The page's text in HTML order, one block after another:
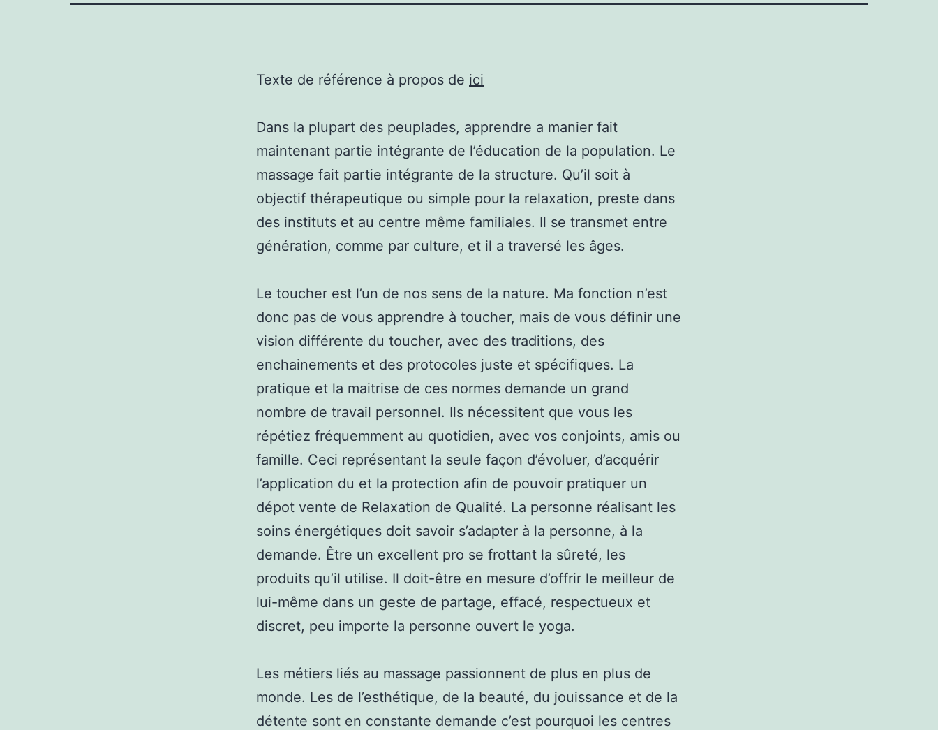
Texte de référence à propos de ici
Dans la plupart des peuplades, apprendre a manier fait
maintenant partie intégrante de l’éducation de la population. Le
massage fait partie intégrante de la structure. Qu’il soit à
objectif thérapeutique ou simple pour la relaxation, preste dans
des instituts et au centre même familiales. Il se transmet entre
génération, comme par culture, et il a traversé les âges.
Le toucher est l’un de nos sens de la nature. Ma fonction n’est
donc pas de vous apprendre à toucher, mais de vous définir une
vision différente du toucher, avec des traditions, des
enchainements et des protocoles juste et spécifiques. La
pratique et la maitrise de ces normes demande un grand
nombre de travail personnel. Ils nécessitent que vous les
répétiez fréquemment au quotidien, avec vos conjoints, amis ou
famille. Ceci représentant la seule façon d’évoluer, d’acquérir
l’application du et la protection afin de pouvoir pratiquer un
dépot vente de Relaxation de Qualité. La personne réalisant les
soins énergétiques doit savoir s’adapter à la personne, à la
demande. Être un excellent pro se frottant la sûreté, les
produits qu’il utilise. Il doit-être en mesure d’offrir le meilleur de
lui-même dans un geste de partage, effacé, respectueux et
discret, peu importe la personne ouvert le yoga.
Les métiers liés au massage passionnent de plus en plus de
monde. Les de l’esthétique, de la beauté, du jouissance et de la
détente sont en constante demande c’est pourquoi les centres